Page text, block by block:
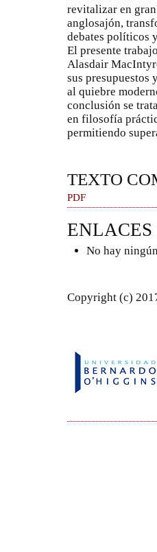
revitalizar en
anglosajón,
debates políticos
El presente
Alasdair
sus presupuestos
al quiebre
conclusión se
en filosofía
permitiendo
TEXTO
PDF
No hay
Copyright (c)